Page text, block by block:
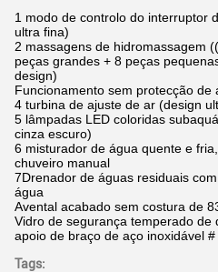
1 modo de controlo do interruptor
ultra fina)
2 massagens de hidromassagem
peças grandes + 8 peças
design)
Funcionamento sem protecção de
4 turbina de ajuste de ar (design
5 lâmpadas LED coloridas
cinza escuro)
6 misturador de água quente e
chuveiro manual
7Drenador de águas residuais
água
Avental acabado sem costura de
Vidro de segurança temperado de
apoio de braço de aço inoxidável
Tags: